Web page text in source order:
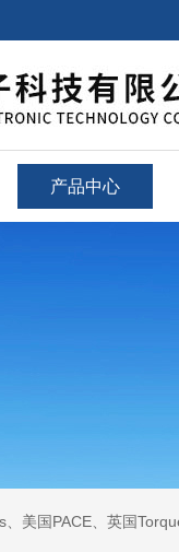
产品中心